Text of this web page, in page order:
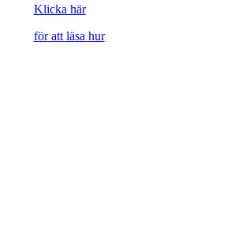
Klicka här
för att läsa hur